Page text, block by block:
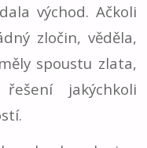
východ. Ačkoli
zločin, věděla,
spoustu zlata,
jakýchkoli